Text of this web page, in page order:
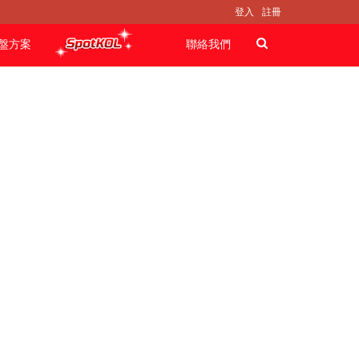
登入 註冊
方案 聯絡我們